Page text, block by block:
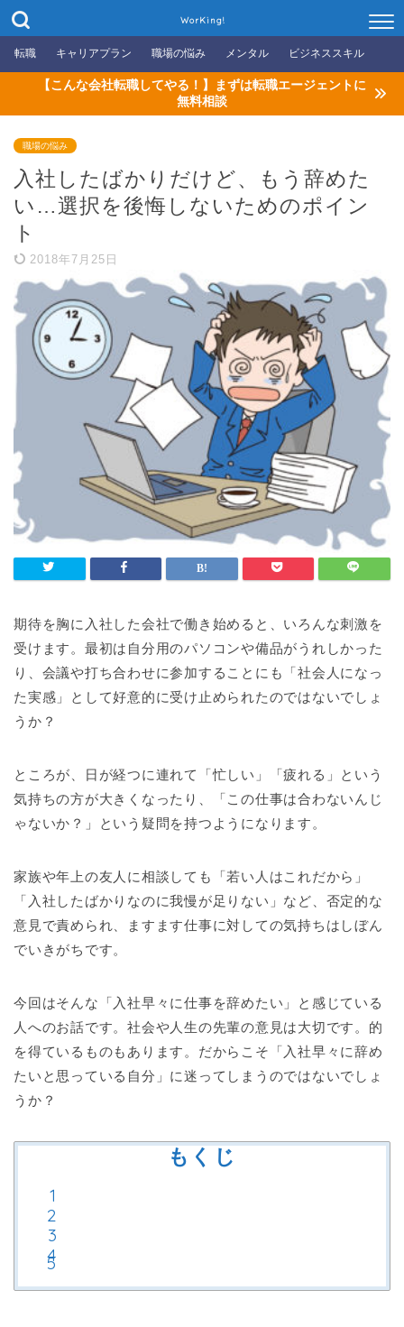
WorKing!
転職 キャリアプラン 職場の悩み メンタル ビジネススキル
【こんな会社転職してやる！】まずは転職エージェントに
無料相談
職場の悩み
入社したばかりだけど、もう辞めた
い…選択を後悔しないためのポイン
ト
2018年7月25日
期待を胸に入社した会社で働き始めると、いろんな刺激を
受けます。最初は自分用のパソコンや備品がうれしかった
り、会議や打ち合わせに参加することにも「社会人になっ
た実感」として好意的に受け止められたのではないでしょ
うか？
ところが、日が経つに連れて「忙しい」「疲れる」という
気持ちの方が大きくなったり、「この仕事は合わないんじ
ゃないか？」という疑問を持つようになります。
家族や年上の友人に相談しても「若い人はこれだから」
「入社したばかりなのに我慢が足りない」など、否定的な
意見で責められ、ますます仕事に対しての気持ちはしぼん
でいきがちです。
今回はそんな「入社早々に仕事を辞めたい」と感じている
人へのお話です。社会や人生の先輩の意見は大切です。的
を得ているものもあります。だからこそ「入社早々に辞め
たいと思っている自分」に迷ってしまうのではないでしょ
うか？
もくじ